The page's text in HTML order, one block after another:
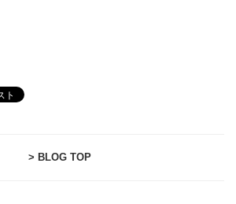
> BLOG TOP